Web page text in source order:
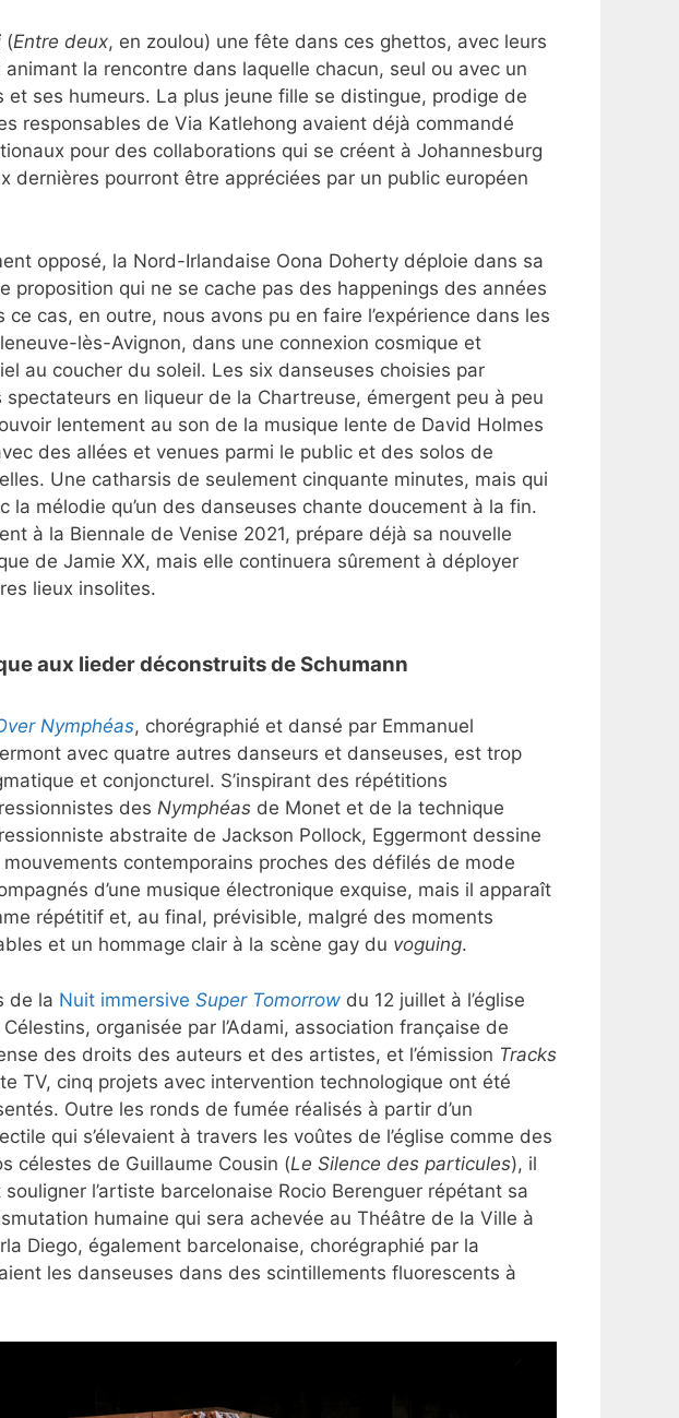
(Entre deux, en zoulou) une fête dans ces ghettos, avec leurs
la rencontre dans laquelle chacun, seul ou avec un
et ses humeurs. La plus jeune fille se distingue, prodige de
responsables de Via Katlehong avaient déjà commandé
pour des collaborations qui se créent à Johannesburg
dernières pourront être appréciées par un public européen
opposé, la Nord-Irlandaise Oona Doherty déploie dans sa
proposition qui ne se cache pas des happenings des années
cas, en outre, nous avons pu en faire l’expérience dans les
lès-Avignon, dans une connexion cosmique et
au coucher du soleil. Les six danseuses choisies par
en liqueur de la Chartreuse, émergent peu à peu
lentement au son de la musique lente de David Holmes
des allées et venues parmi le public et des solos de
Une catharsis de seulement cinquante minutes, mais qui
la mélodie qu’un des danseuses chante doucement à la fin.
à la Biennale de Venise 2021, prépare déjà sa nouvelle
de Jamie XX, mais elle continuera sûrement à déployer
lieux insolites.
aux lieder déconstruits de Schumann
Nymphéas, chorégraphié et dansé par Emmanuel
avec quatre autres danseurs et danseuses, est trop
et conjoncturel. S’inspirant des répétitions
des Nymphéasde Monet et de la technique
abstraite de Jackson Pollock, Eggermont dessine
mouvements contemporains proches des défilés de mode
d’une musique électronique exquise, mais il apparaît
répétitif et, au final, prévisible, malgré des moments
et un hommage clair à la scène gay du voguing.
de la Nuit immersive Super Tomorrowdu 12 juillet à l’église
organisée par l’Adami, association française de
des droits des auteurs et des artistes, et l’émission Tracks
TV, cinq projets avec intervention technologique ont été
Outre les ronds de fumée réalisés à partir d’un
qui s’élevaient à travers les voûtes de l’église comme des
célestes de Guillaume Cousin (Le Silence des particules), il
l’artiste barcelonaise Rocio Berenguer répétant sa
humaine qui sera achevée au Théâtre de la Ville à
Diego, également barcelonaise, chorégraphié par la
les danseuses dans des scintillements fluorescents à